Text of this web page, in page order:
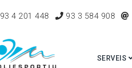
93 4 201 448 93 3 584 908
SERVEIS